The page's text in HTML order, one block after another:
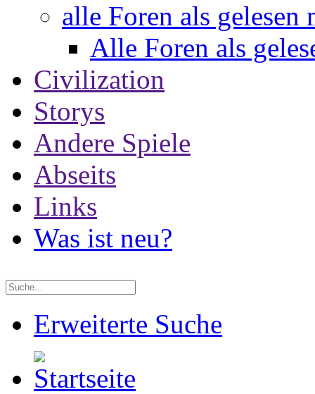
alle Foren als gelesen
Alle Foren als
Civilization
Storys
Andere Spiele
Abseits
Links
Was ist neu?
Erweiterte Suche